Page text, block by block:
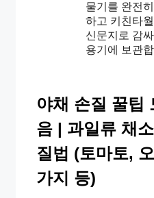
물기를 완전
하고 키친타
신문지로 감싸
용기에 보관
야채 손질 꿀팁
음 | 과일류 채
질법 (토마토,
가지 등)